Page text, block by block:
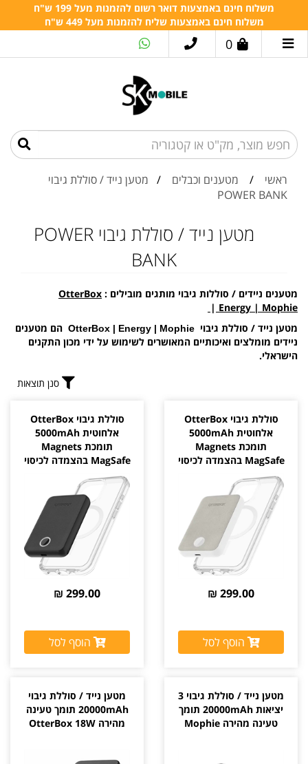
משלוח חינם באמצעות דואר רשום להזמנות מעל 199 ש"ח
משלוח חינם באמצעות שליח להזמנות מעל 449 ש"ח
0
ראשי / מטענים וכבלים / מטען נייד / סוללת גיבוי
POWER BANK
מטען נייד / סוללת גיבוי POWER
BANK
מטענים ניידים / סוללות גיבוי מותגים מובילים :
OtterBox
| Energy | Mophie
מטען נייד / סוללת גיבוי
OtterBox | Energy | Mophie
הם מטענים
ניידים מומלצים ואיכותיים המאושרים לשימוש על ידי מכון התקנים
הישראלי.
סנן תוצאות
סוללת גיבוי OtterBox
אלחוטית 5000mAh
תומכת Magnets
MagSafe בהצמדה לכיסוי
צבע לבן יבואן רשמי
299.00 ₪
הוסף לסל
סוללת גיבוי OtterBox
אלחוטית 5000mAh
תומכת Magnets
MagSafe בהצמדה לכיסוי
צבע שחור יבואן רשמי
299.00 ₪
הוסף לסל
מטען נייד / סוללת גיבוי 3
יציאות 20000mAh תומך
טעינה מהירה Mophie
מטען נייד / סוללת גיבוי
20000mAh תומך טעינה
מהירה OtterBox 18W